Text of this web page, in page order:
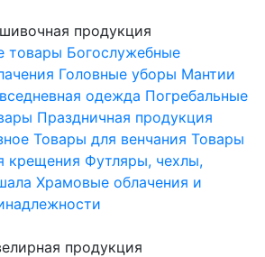
продукция
товары Богослужебные
Головные уборы Мантии
одежда Погребальные
Праздничная продукция
Товары для венчания Товары
крещения Футляры, чехлы,
Храмовые облачения и
продукция